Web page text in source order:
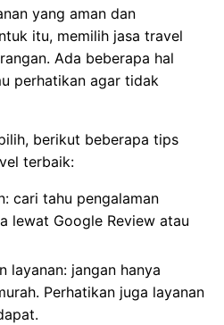
yang aman dan
itu, memilih jasa travel
Ada beberapa hal
perhatikan agar tidak
berikut beberapa tips
terbaik:
cari tahu pengalaman
lewat Google Review atau
layanan: jangan hanya
Perhatikan juga layanan